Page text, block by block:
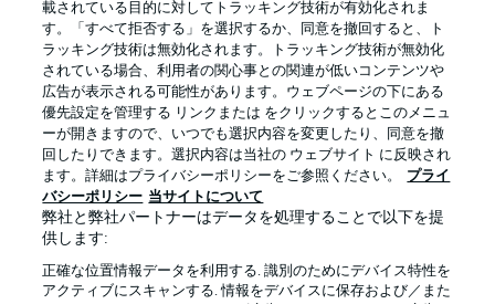
プライバシー・ポリシー 優先設定を管理する
利用条件 放送局
求人 選手
当サイトについて
載されている目的に対してトラッキング技術が有効化されま
す。「すべて拒否する」を選択するか、同意を撤回すると、ト
ラッキング技術は無効化されます。トラッキング技術が無効化
されている場合、利用者の関心事との関連が低いコンテンツや
広告が表示される可能性があります。ウェブページの下にある
優先設定を管理する リンクまたは をクリックするとこのメニュ
ーが開きますので、いつでも選択内容を変更したり、同意を撤
回したりできます。選択内容は当社の ウェブサイト に反映され
ます。詳細はプライバシーポリシーをご参照ください。
プライ
バシーポリシー 当サイトについて
弊社と弊社パートナーはデータを処理することで以下を提
供します:
正確な位置情報データを利用する. 識別のためにデバイス特性を
アクティブにスキャンする. 情報をデバイスに保存および／また